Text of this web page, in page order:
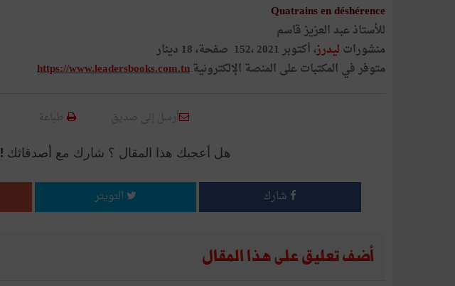
Quatrains en déshérence
للأستاذ عبد العزيز قاسم
منشورات ليدرز، أكتوبر 2021 ،152 صفحة، 18 دينار
متوفر في المكتبات على المنصة الإلكترونيةhttps://www.leadersbooks.com.tn
أرسل إلى صديق طباعة
هل أعجبك هذا المقال ؟ شارك مع أصدقائك !
شارك التويتر
أضف تعليق على هذا المقال